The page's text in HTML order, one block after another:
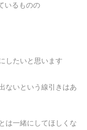
いるものの
したいと思います
ないという線引きはあ
は一緒にしてほしくな